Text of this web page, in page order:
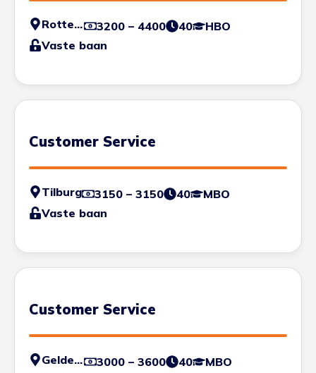
Rotterdam 3200 – 4400 40
HBO
Vaste baan
Customer Service
Tilburg 3150 – 3150 40
MBO
Vaste baan
Customer Service
Geldermalsen 3000 – 3600 40
MBO